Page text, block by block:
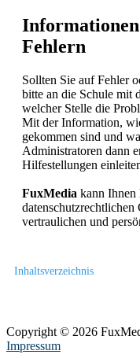
Inhaltsverzeichnis
Fehlern
Sollten Sie auf Fehler
bitte an die Schule mit
welcher Stelle die
Mit der Information,
gekommen sind und
Administratoren dann
Hilfestellungen
FuxMedia kann Ihnen
vertraulichen und
Copyright © 2026
Impressum